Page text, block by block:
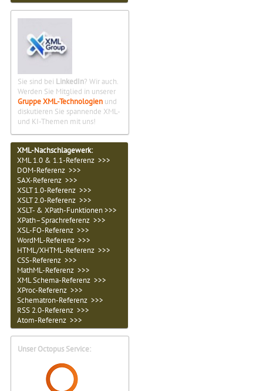
Sie sind bei LinkedIn? Wir auch.
Werden Sie Mitglied in unserer
Gruppe XML-Technologien und
diskutieren Sie spannende XML-
und KI-Themen mit uns!
XML-Nachschlagewerk:
XML 1.0 & 1.1-Referenz >>>
DOM-Referenz >>>
SAX-Referenz >>>
XSLT 1.0-Referenz >>>
XSLT 2.0-Referenz >>>
XSLT- & XPath-Funktionen >>>
XPath–Sprachreferenz >>>
XSL-FO-Referenz >>>
WordML-Referenz >>>
HTML/XHTML-Referenz >>>
CSS-Referenz >>>
MathML-Referenz >>>
XML Schema-Referenz >>>
XProc-Referenz >>>
Schematron-Referenz >>>
RSS 2.0-Referenz >>>
Atom-Referenz >>>
Unser Octopus Service: